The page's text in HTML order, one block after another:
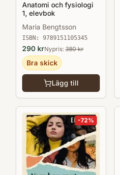
Anatomi och fysiologi
1, elevbok
Maria Bengtsson
ISBN: 9789151105345
290 krNypris: 380kr
Bra skick
Lägg till
-72%